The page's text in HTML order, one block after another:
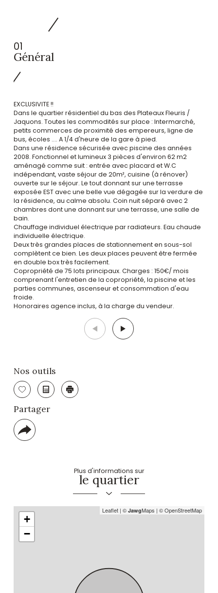
01
Général
EXCLUSIVITE !!
Dans le quartier résidentiel du bas des Plateaux Fleuris /
Jaquons. Toutes les commodités sur place : Intermarché,
petits commerces de proximité des empereurs, ligne de
bus, écoles .... A 1/4 d'heure de la gare à pied.
Dans une résidence sécurisée avec piscine des années
2008. Fonctionnel et lumineux 3 pièces d'environ 62 m2
aménagé comme suit : entrée avec placard et W.C
indépendant, vaste séjour de 20m², cuisine (à rénover)
ouverte sur le séjour. Le tout donnant sur une terrasse
exposée EST avec une belle vue dégagée sur la verdure de
la résidence, au calme absolu. Coin nuit séparé avec 2
chambres dont une donnant sur une terrasse, une salle de
bain.
Chauffage individuel électrique par radiateurs. Eau chaude
individuelle électrique.
Deux très grandes places de stationnement en sous-sol
complètent ce bien. Les deux places peuvent être fermée
en double box très facilement.
Copropriété de 75 lots principaux. Charges : 150€/ mois
comprenant l'entretien de la copropriété, la piscine et les
parties communes, ascenseur et consommation d'eau
froide.
Honoraires agence inclus, à la charge du vendeur.
Nos outils
SélectionnerCalculatriceImprimer
Partager
Plus
de
Plus d'informations sur
le quartier
+
−
Leaflet | © JawgMaps | © OpenStreetMap